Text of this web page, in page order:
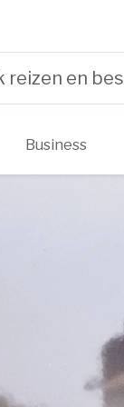
Business